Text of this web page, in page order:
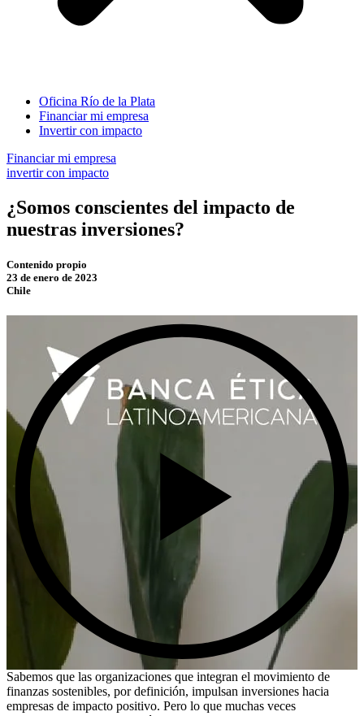
Oficina Río de la Plata
Financiar mi empresa
Invertir con impacto
Financiar mi empresa
invertir con impacto
¿Somos conscientes del impacto de
nuestras inversiones?
Contenido propio
23 de enero de 2023
Chile
Sabemos que las organizaciones que integran el movimiento de
finanzas sostenibles, por definición, impulsan inversiones hacia
empresas de impacto positivo. Pero lo que muchas veces